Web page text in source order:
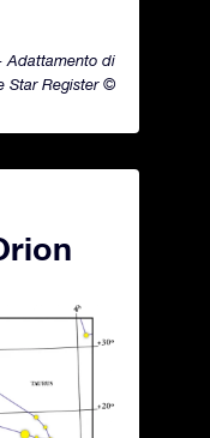
Adattamento di
Star Register ©